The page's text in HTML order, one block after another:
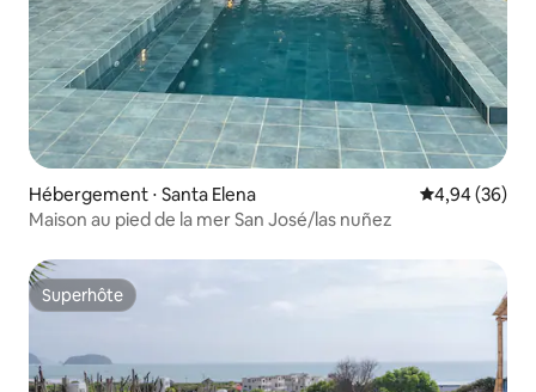
Hébergement ⋅ Santa Elena Évaluation
4,94 (36)
Maison au pied de la mer San José/las nuñez
Superhôte
Superhôte